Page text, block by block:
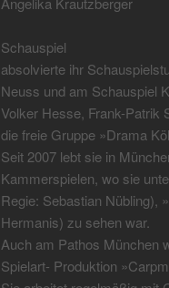
Schauspiel
absolvierte ihr
Neuss und am Schauspiel
Volker Hesse, Frank-Patrik
die freie Gruppe »Drama
Seit 2007 lebt sie in
Kammerspielen, wo sie
Regie: Sebastian Nübling),
Hermanis) zu sehen war.
Auch am Pathos München
Spielart- Produktion